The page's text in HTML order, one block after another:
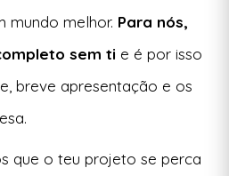
mundo melhor. Para nós,
sem ti e é por isso
breve apresentação e os
que o teu projeto se perca